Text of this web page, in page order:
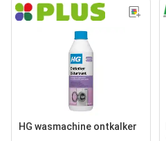
HG wasmachine ontkalker